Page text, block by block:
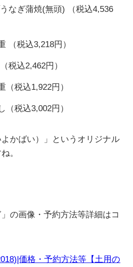
なぎ蒲焼(無頭) （税込4,536
（税込3,218円）
税込2,462円）
（税込1,922円）
（税込3,002円）
よかばい）」というオリジナル
。
」の画像・予約方法等詳細はコ
価格・予約方法等【土用の